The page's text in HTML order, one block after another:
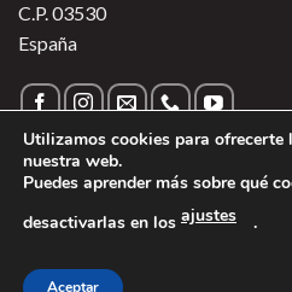
C.P. 03530
España
sobre las Cookies
Copyright 2026 ©
Utilizamos cookies para ofrecerte
nuestra web.
Puedes aprender más sobre qué
desactivarlas en los ajustes .
Aceptar